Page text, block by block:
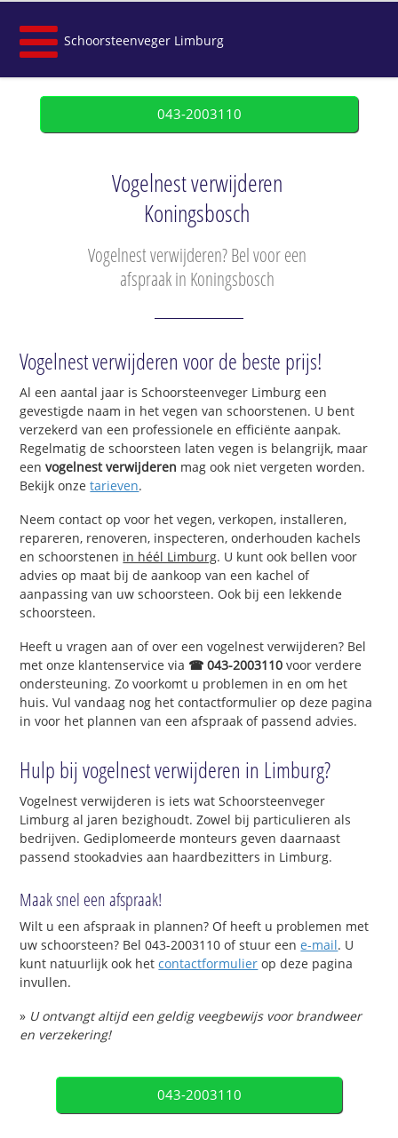
Schoorsteenveger Limburg
043-2003110
Vogelnest verwijderen
Koningsbosch
Vogelnest verwijderen? Bel voor een
afspraak in Koningsbosch
Vogelnest verwijderen voor de beste prijs!
Al een aantal jaar is Schoorsteenveger Limburg een
gevestigde naam in het vegen van schoorstenen. U bent
verzekerd van een professionele en efficiënte aanpak.
Regelmatig de schoorsteen laten vegen is belangrijk, maar
eenvogelnest verwijderen mag ook niet vergeten worden.
Bekijk onzetarieven.
Neem contact op voor het vegen, verkopen, installeren,
repareren, renoveren, inspecteren, onderhouden kachels
en schoorstenen in héél Limburg. U kunt ook bellen voor
advies op maat bij de aankoop van een kachel of
aanpassing van uw schoorsteen. Ook bij een lekkende
schoorsteen.
Heeft u vragen aan of over een vogelnest verwijderen? Bel
met onze klantenservice via ☎ 043-2003110 voor verdere
ondersteuning. Zo voorkomt u problemen in en om het
huis. Vul vandaag nog het contactformulier op deze pagina
in voor het plannen van een afspraak of passend advies.
Hulp bij vogelnest verwijderen in Limburg?
Vogelnest verwijderen is iets wat Schoorsteenveger
Limburg al jaren bezighoudt. Zowel bij particulieren als
bedrijven. Gediplomeerde monteurs geven daarnaast
passend stookadvies aan haardbezitters in Limburg.
Maak snel een afspraak!
Wilt u een afspraak in plannen? Of heeft u problemen met
uw schoorsteen? Bel 043-2003110 of stuur eene-mail. U
kunt natuurlijk ook hetcontactformulier op deze pagina
invullen.
» U ontvangt altijd een geldig veegbewijs voor brandweer
en verzekering!
043-2003110